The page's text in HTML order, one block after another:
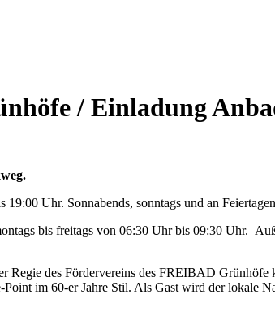
/ Einladung
Uhr. Sonnabends, sonntags und an
bis freitags von 06:30 Uhr bis 09:30 Uhr.
des Fördervereins des FREIBAD Grünhöfe
im 60-er Jahre Stil. Als Gast wird der lokale